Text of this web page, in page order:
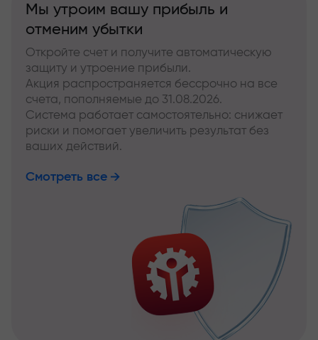
Мы утроим вашу прибыль и
отменим убытки
Откройте счет и получите автоматическую
защиту и утроение прибыли.
Акция распространяется бессрочно на все
счета, пополняемые до 31.08.2026.
Система работает самостоятельно: снижает
риски и помогает увеличить результат без
ваших действий.
Смотреть все